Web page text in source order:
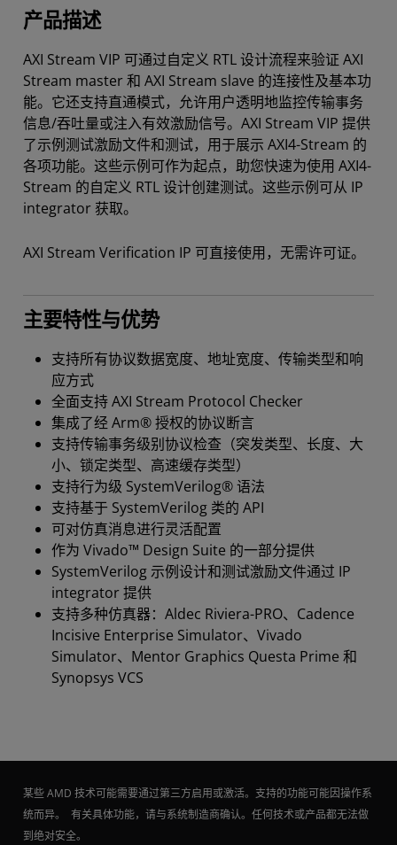
产品描述
AXI Stream VIP 可通过自定义 RTL 设计流程来验证 AXI
Stream master 和 AXI Stream slave 的连接性及基本功
能。它还支持直通模式，允许用户透明地监控传输事务
信息/吞吐量或注入有效激励信号。AXI Stream VIP 提供
了示例测试激励文件和测试，用于展示 AXI4-Stream 的
各项功能。这些示例可作为起点，助您快速为使用 AXI4-
Stream 的自定义 RTL 设计创建测试。这些示例可从 IP
integrator 获取。
AXI Stream Verification IP 可直接使用，无需许可证。
主要特性与优势
支持所有协议数据宽度、地址宽度、传输类型和响
应方式
全面支持 AXI Stream Protocol Checker
集成了经 Arm® 授权的协议断言
支持传输事务级别协议检查（突发类型、长度、大
小、锁定类型、高速缓存类型）
支持行为级 SystemVerilog® 语法
支持基于 SystemVerilog 类的 API
可对仿真消息进行灵活配置
作为 Vivado™ Design Suite 的一部分提供
SystemVerilog 示例设计和测试激励文件通过 IP
integrator 提供
支持多种仿真器：Aldec Riviera-PRO、Cadence
Incisive Enterprise Simulator、Vivado
Simulator、Mentor Graphics Questa Prime 和
Synopsys VCS
某些 AMD 技术可能需要通过第三方启用或激活。支持的功能可能因操作系
统而异。 有关具体功能，请与系统制造商确认。任何技术或产品都无法做
到绝对安全。